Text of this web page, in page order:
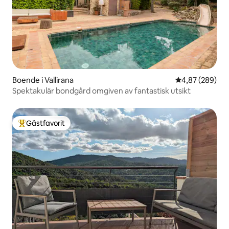
Boende i Vallirana 4,87 av 5 i
4,87 (289)
Spektakulär bondgård omgiven av fantastisk utsikt
Populär gästfavorit
Gästfavorit